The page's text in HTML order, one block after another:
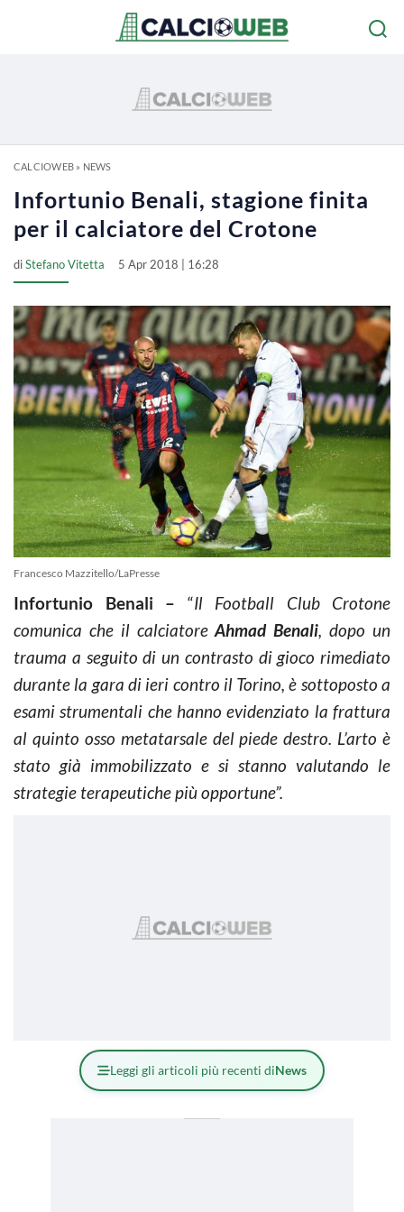
CALCIOWEB» NEWS
Infortunio Benali, stagione finita
per il calciatore del Crotone
diStefano Vitetta 5 Apr 2018 | 16:28
Francesco Mazzitello/LaPresse
Infortunio Benali – “Il Football Club Crotone
comunica che il calciatoreAhmad Benali, dopo un
trauma a seguito di un contrasto di gioco rimediato
durante la gara di ieri contro il Torino, è sottoposto a
esami strumentali che hanno evidenziato la frattura
al quinto osso metatarsale del piede destro. L’arto è
stato già immobilizzato e si stanno valutando le
strategie terapeutiche più opportune”.
Leggi gli articoli più recenti diNews